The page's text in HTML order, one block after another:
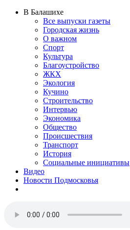
В Балашихе
Все выпуски газеты
Городская жизнь
О важном
Спорт
Культура
Благоустройство
ЖКХ
Экология
Кучино
Строительство
Интервью
Экономика
Общество
Происшествия
Транспорт
История
Социальные инициативы
Видео
Новости Подмосковья